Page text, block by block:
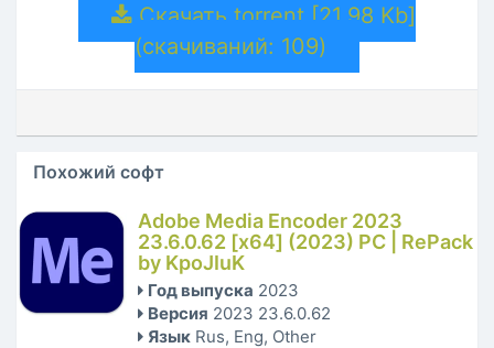
Скачать torrent [21.98 Kb]
(cкачиваний: 109)
Похожий софт
Adobe Media Encoder 2023
23.6.0.62 [x64] (2023) PC | RePack
by KpoJIuK
Год выпуска 2023
Версия 2023 23.6.0.62
Язык Rus, Eng, Other